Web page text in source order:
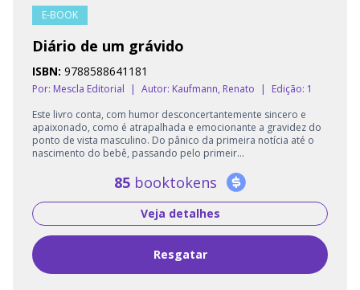
E-BOOK
Diário de um grávido
ISBN: 9788588641181
Por: Mescla Editorial | Autor: Kaufmann, Renato |
Edição: 1
Este livro conta, com humor desconcertantemente sincero e
apaixonado, como é atrapalhada e emocionante a gravidez do
ponto de vista masculino. Do pânico da primeira notícia até o
nascimento do bebê, passando pelo primeir...
85 booktokens
Veja detalhes
Resgatar